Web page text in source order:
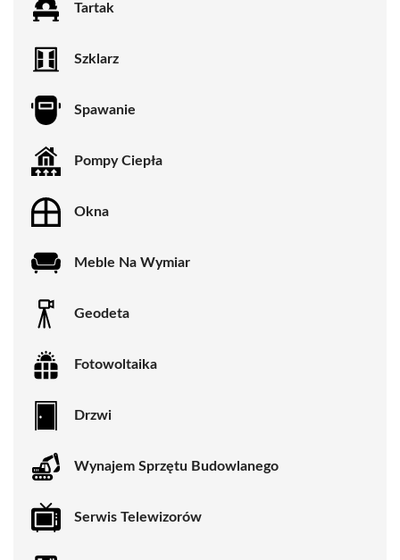
Tartak
Szklarz
Spawanie
Pompy Ciepła
Okna
Meble Na Wymiar
Geodeta
Fotowoltaika
Drzwi
Wynajem Sprzętu Budowlanego
Serwis Telewizorów